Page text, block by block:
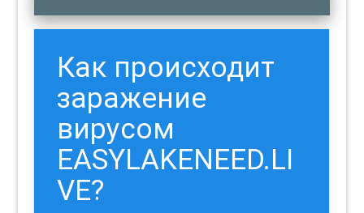
Как происходит
заражение
вирусом
EASYLAKENEED.LI
VE?